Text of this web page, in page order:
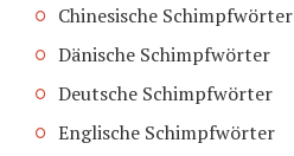
Chinesische Schimpfwörter
Dänische Schimpfwörter
Deutsche Schimpfwörter
Englische Schimpfwörter